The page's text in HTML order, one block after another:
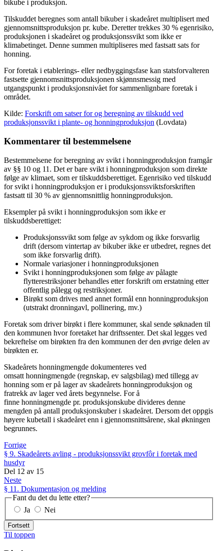
bikube i produksjon.
Tilskuddet beregnes som antall bikuber i skadeåret multiplisert med
gjennomsnittsproduksjon pr. kube. Deretter trekkes 30 % egenrisiko,
produksjonen i skadeåret og produksjonssvikt som ikke er
klimabetinget. Denne summen multipliseres med fastsatt sats for
honning.
For foretak i etablerings- eller nedbyggingsfase kan statsforvalteren
fastsette gjennomsnittsproduksjonen skjønnsmessig med
utgangspunkt i produksjonsnivået for sammenlignbare foretak i
området.
Kilde: Forskrift om satser for og beregning av tilskudd ved
produksjonssvikt i plante- og honningproduksjon (Lovdata)
Kommentarer til bestemmelsene
Bestemmelsene for beregning av svikt i honningproduksjon framgår
av §§ 10 og 11. Det er bare svikt i honningproduksjon som direkte
følge av klimaet, som er tilskuddsberettiget. Egenrisiko ved tilskudd
for svikt i honningproduksjon er i produksjonssviktsforskriften
fastsatt til 30 % av gjennomsnittlig honningproduksjon.
Eksempler på svikt i honningproduksjon som ikke er
tilskuddsberettiget:
Produksjonssvikt som følge av sykdom og ikke forsvarlig
drift (dersom vintertap av bikuber ikke er utbedret, regnes det
som ikke forsvarlig drift).
Normale variasjoner i honningproduksjonen
Svikt i honningproduksjonen som følge av pålagte
flytterestriksjoner behandles etter forskrift om erstatning etter
offentlig pålegg og restriksjoner.
Birøkt som drives med annet formål enn honningproduksjon
(utstrakt dronningavl, pollinering, mv.)
Foretak som driver birøkt i flere kommuner, skal sende søknaden til
den kommunen hvor foretaket har driftssenter. Det skal legges ved
bekreftelse om birøkten fra den kommunen der den øvrige delen av
birøkten er.
Skadeårets honningmengde dokumenteres ved
omsatt honningmengde (regnskap, ev salgsbilag) med tillegg av
honning som er på lager av skadeårets honningproduksjon og
fratrekk av lager ved årets begynnelse. For å
finne honningmengde pr. produksjonskube divideres denne
mengden på antall produksjonskuber i skadeåret. Dersom det oppgis
høyere kubetall i skadeåret enn i gjennomsnittsårene, skal økningen
begrunnes.
Forrige
§ 9. Skadeårets avling - produksjonssvikt grovfôr i foretak med
husdyr
Del 12 av 15
Neste
§ 11. Dokumentasjon og melding
Fant du det du lette etter?
Ja
Nei
Fortsett
Til toppen